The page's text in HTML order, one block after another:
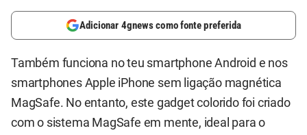
Adicionar 4gnews como fonte preferida
Também funciona no teu smartphone Android e nos
smartphones Apple iPhone sem ligação magnética
MagSafe. No entanto, este gadget colorido foi criado
com o sistema MagSafe em mente, ideal para o